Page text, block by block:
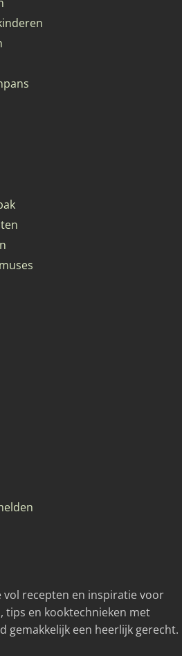
vol recepten en inspiratie voor
tips en kooktechnieken met
gemakkelijk een heerlijk gerecht.